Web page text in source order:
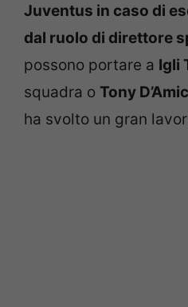
Juventus in caso di
dal ruolo di direttore
possono portare a Igli
squadra o Tony
ha svolto un gran